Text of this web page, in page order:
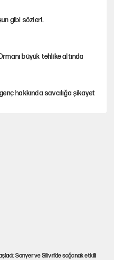
gibi sözler!..
büyük tehlike altında
hakkında savcılığa şikayet
Sarıyer ve Silivri’de sağanak etkili